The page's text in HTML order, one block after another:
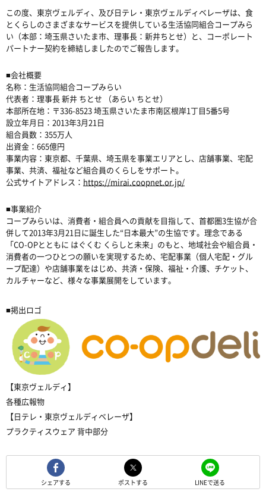
この度、東京ヴェルディ、及び日テレ・東京ヴェルディベレーザは、食
とくらしのさまざまなサービスを提供している生活協同組合コープみら
い（本部：埼玉県さいたま市、理事長：新井ちとせ）と、コーポレート
パートナー契約を締結しましたのでご報告します。
■会社概要
名称：生活協同組合コープみらい
代表者：理事長 新井 ちとせ （あらい ちとせ）
本部所在地：〒336-8523 埼玉県さいたま市南区根岸1丁目5番5号
設立年月日：2013年3月21日
組合員数：355万人
出資金：665億円
事業内容：東京都、千葉県、埼玉県を事業エリアとし、店舗事業、宅配
事業、共済、福祉など組合員のくらしをサポート。
公式サイトアドレス： https://mirai.coopnet.or.jp/
■事業紹介
コープみらいは、消費者・組合員への貢献を目指して、首都圏3生協が合
併して2013年3月21日に誕生した“日本最大”の生協です。理念である
「CO-OPとともに はぐくむ くらしと未来」のもと、地域社会や組合員・
消費者の一つひとつの願いを実現するため、宅配事業（個人宅配・グル
ープ配達）や店舗事業をはじめ、共済・保険、福祉・介護、チケット、
カルチャーなど、様々な事業展開をしています。
■掲出ロゴ
【東京ヴェルディ】
各種広報物
【日テレ・東京ヴェルディベレーザ】
プラクティスウェア 背中部分
シェアする ポストする LINEで送る